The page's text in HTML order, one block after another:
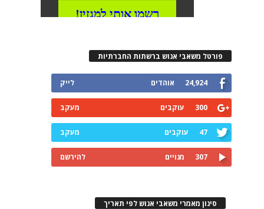
פורטל משאבי אנוש ברשתות החברתיות
24,924 אוהדים לייק
300 עוקבים מעקב
47 עוקבים מעקב
307 מנויים להירשם
סינון מאמרי משאבי אנוש לפי תאריך